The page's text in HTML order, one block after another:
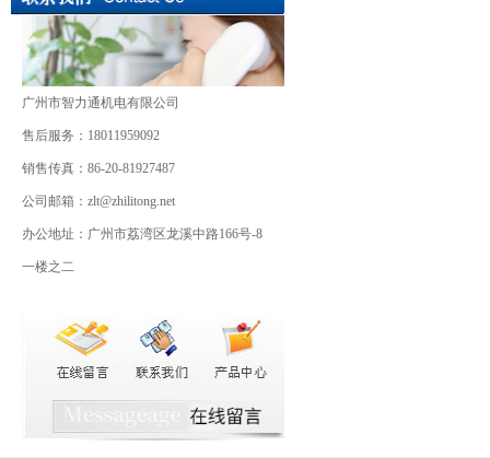
广州市智力通机电有限公司
售后服务：18011959092
销售传真：86-20-81927487
公司邮箱：zlt@zhilitong.net
办公地址：广州市荔湾区龙溪中路166号-8
一楼之二